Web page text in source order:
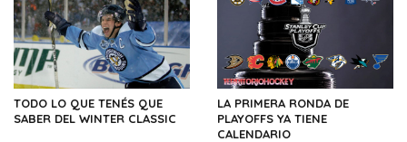
TODO LO QUE TENÉS QUE
SABER DEL WINTER CLASSIC
LA PRIMERA RONDA DE
PLAYOFFS YA TIENE
CALENDARIO